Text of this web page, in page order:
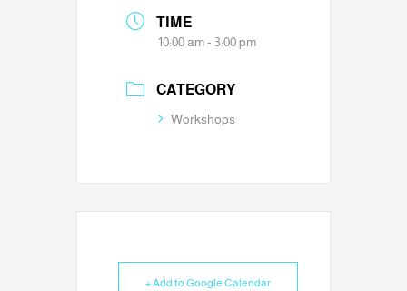
TIME
10:00 am - 3:00 pm
CATEGORY
Workshops
+ Add to Google Calendar